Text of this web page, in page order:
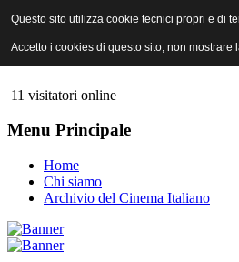
ANICA | Associazione Nazionale
11 visitatori online
Menu Principale
Home
Chi siamo
Archivio del Cinema Italiano
Questo sito utilizza cookie tecnici propri e di
Accetto i cookies di questo sito, non mostrare
Questo sito utilizza cookie tecnici propri e di
Accetto i cookies di questo sito, non mostrare